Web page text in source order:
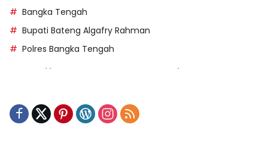
Bangka Tengah
Bupati Bateng Algafry Rahman
Polres Bangka Tengah
https://kecsitim.sitarokab.go.id/